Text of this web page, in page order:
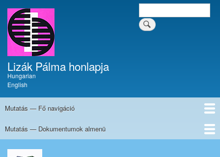
Keresés a tartalomban
Keresés
a
tartalomban
Lizák Pálma honlapja
Hungarian
English
Fő
Mutatás — Fő navigáció
Címlap
Krónika
Művészi pályafutás
Festmények
Tűzzománcok
Írások
Dokumentumok
Kapcsolat
Dokumentumok
Mutatás — Dokumentumok almenü
Sajtómegjelenés
Klubélet
Egyéb dokumentumok
Internet